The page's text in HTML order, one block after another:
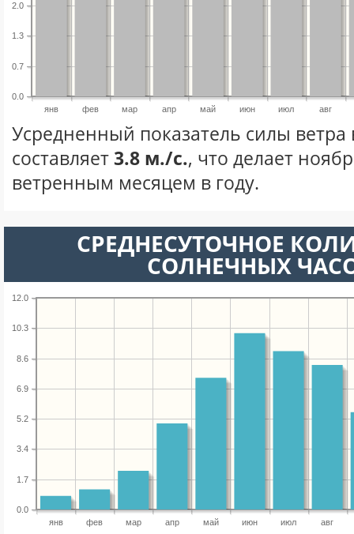
янв фев мар апр май июн июл авг
0.0
0.7
1.3
2.0
Усредненный показатель силы ветра
составляет3.8 м./с., что делает
ветренным месяцем в году.
СРЕДНЕСУТОЧНОЕ
СОЛНЕЧНЫХ
янв фев мар апр май июн июл авг
0.0
1.7
3.4
5.2
6.9
8.6
10.3
12.0